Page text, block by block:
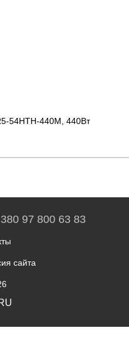
54HTH-440M, 440Вт
97 800 63 83
сайта